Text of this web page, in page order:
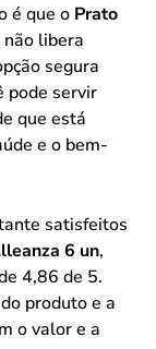
é que o Prato
não libera
segura
pode servir
que está
e o bem-
satisfeitos
6 un,
4,86 de 5.
produto e a
o valor e a